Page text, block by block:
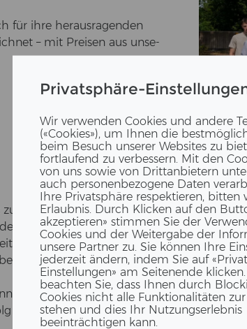
Privatsphäre-
Wir verwenden Cookies und andere
(«Cookies»), um Ihnen die
beim Besuch unserer Websites zu
fortlaufend zu verbessern. Mit den
von uns sowie von Drittanbietern
auch personenbezogene Daten
Ihre Privatsphäre respektieren, bitten
Erlaubnis. Durch Klicken auf den
akzeptieren» stimmen Sie der
Cookies und der Weitergabe der
unsere Partner zu. Sie können Ihre
jederzeit ändern, indem Sie auf
Einstellungen» am Seitenende
beachten Sie, dass Ihnen durch
Cookies nicht alle Funktionalitäten
stehen und dies Ihr Nutzungserlebnis
beeinträchtigen kann.
für ihre her­aus­ra­gen­den
– mit Prei­sen aus un­se­
zur Nach­wuchs­för­de­rung der
Aar­gau­er Un­ter­neh­mens­
und un­se­re Ver­ant­wor­tung
die mit ihrem Wis­sen,
er­mög­lich­ten.